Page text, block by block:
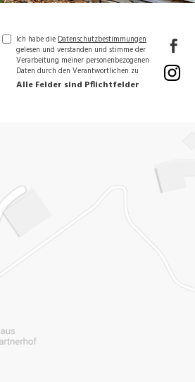
Ich habe dieDatenschutzbestimmungen
gelesen und verstanden und stimme der
Verarbeitung meiner personenbezogenen
Daten durch den Verantwortlichen zu
Alle Felder sind Pflichtfelder